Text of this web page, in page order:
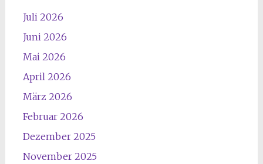
Juli 2026
Juni 2026
Mai 2026
April 2026
März 2026
Februar 2026
Dezember 2025
November 2025